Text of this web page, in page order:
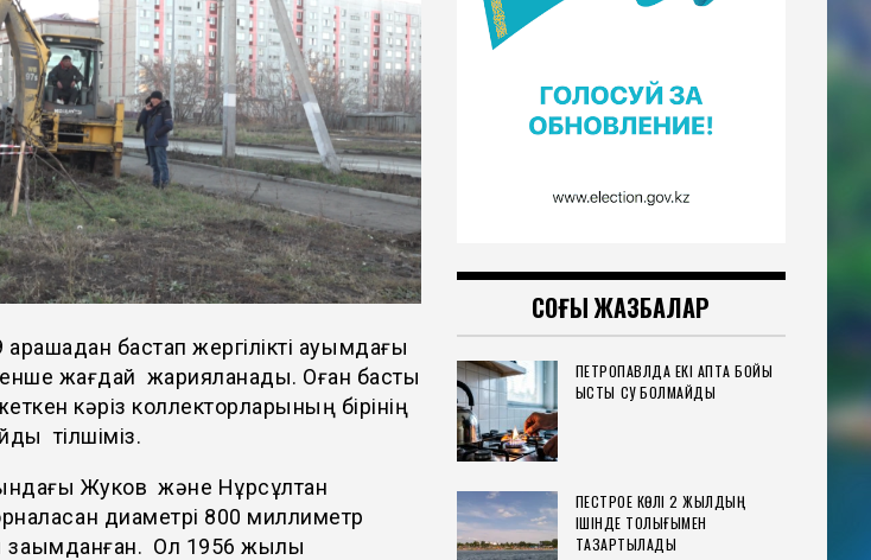
бастап жергілікті ауқымдағы
жағдай жарияланады. Оған басты
кәріз коллекторларының бірінің
тілшіміз.
Жуков және Нұрсұлтан
диаметрі 800 миллиметр
зақымданған. Ол 1956 жылы
СОҢҒЫ ЖАЗБАЛАР
ПЕТРОПАВЛДА ЕКІ АПТА БОЙЫ
ЫСТЫҚ СУ БОЛМАЙДЫ
ПЕСТРОЕ КӨЛІ 2 ЖЫЛДЫҢ
ІШІНДЕ ТОЛЫҒЫМЕН
ТАЗАРТЫЛАДЫ